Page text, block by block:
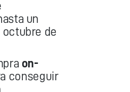
un
octubre de
on-
conseguir